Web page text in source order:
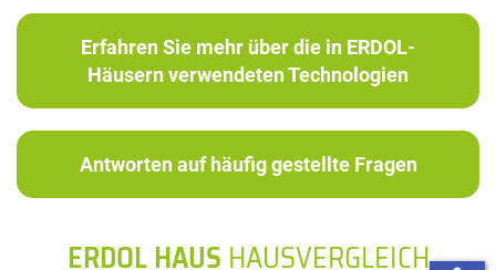
Erfahren Sie mehr über die in ERDOL-
Häusern verwendeten Technologien
Antworten auf häufig gestellte Fragen
ERDOL HAUS HAUSVERGLEICH